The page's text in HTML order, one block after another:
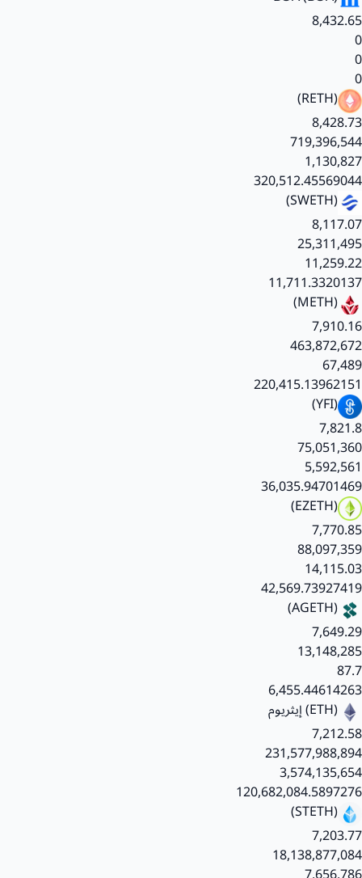
8,432.65
0
0
0
(RETH)
8,428.73
719,396,544
1,130,827
320,512.45569044
(SWETH)
8,117.07
25,311,495
11,259.22
11,711.3320137
(METH)
7,910.16
463,872,672
67,489
220,415.13962151
(YFI)
7,821.8
75,051,360
5,592,561
36,035.94701469
(EZETH)
7,770.85
88,097,359
14,115.03
42,569.73927419
(AGETH)
7,649.29
13,148,285
87.7
6,455.44614263
(ETH)
إيثريوم
7,212.58
231,577,988,894
3,574,135,654
120,682,084.5897276
(STETH)
7,203.77
18,138,877,084